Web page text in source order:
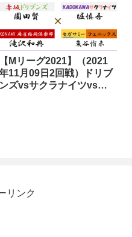
【Mリーグ2021】（2021
11月09日2回戦）ドリブ
ンズvsサクラナイツvs麻
リンク